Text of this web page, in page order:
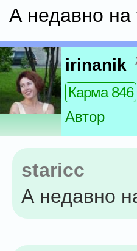
А недавно
irinanik
Карма 846
Автор
staricc
А недавно